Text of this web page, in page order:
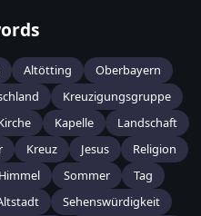
Altötting
Oberbayern
Kreuzigungsgruppe
Kapelle
Landschaft
Kreuz Jesus
Religion
Sommer
Tag
Sehenswürdigkeit